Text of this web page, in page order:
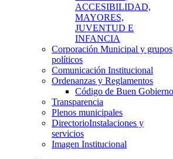
ACCESIBILIDAD,
MAYORES,
JUVENTUD E
INFANCIA
Corporación Municipal y grupos
políticos
Comunicación Institucional
Ordenanzas y Reglamentos
Código de Buen Gobierno
Transparencia
Plenos municipales
DirectorioInstalaciones y
servicios
Imagen Institucional